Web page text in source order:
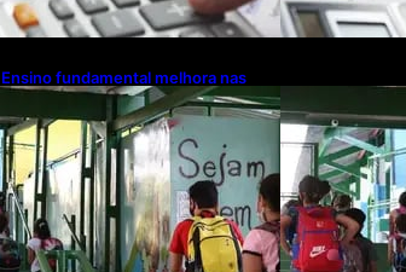
Ensino fundamental melhora nas
redes municipais